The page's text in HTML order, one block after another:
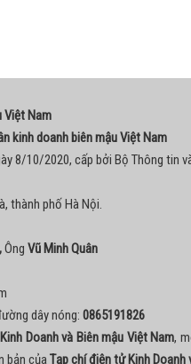
Việt Nam
kinh doanh biên mậu Việt Nam
8/10/2020, cấp bởi Bộ Thông tin
thành phố Hà Nội.
Ông Vũ Minh Quân
dây nóng: 0865191826
Doanh và Biên mậu Việt Nam,
bản củaTạp chí điện tử Kinh Doanh